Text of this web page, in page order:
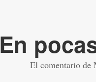
En
El comentario de